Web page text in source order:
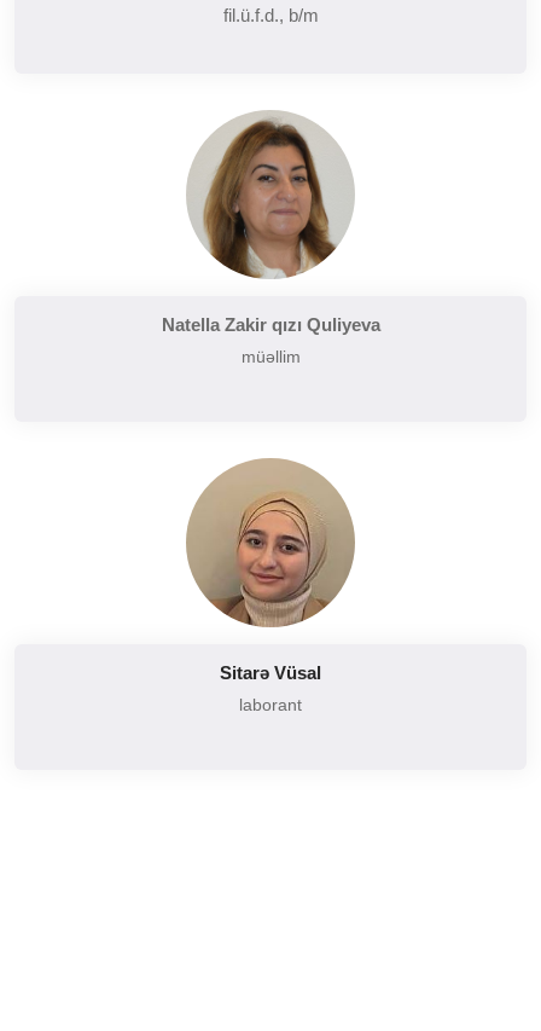
fil.ü.f.d., b/m
Natella Zakir qızı Quliyeva
müəllim
Sitarə Vüsal
laborant